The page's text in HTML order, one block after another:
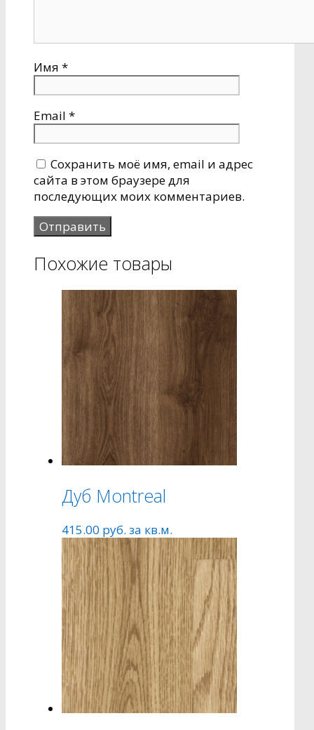
Имя *
Email *
Сохранить моё имя, email и адрес
сайта в этом браузере для
последующих моих комментариев.
Похожие товары
Дуб Montreal
415.00 руб. за кв.м.